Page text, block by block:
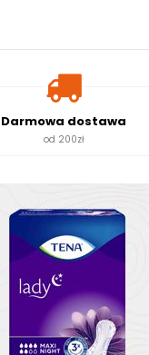
Darmowa dostawa
od 200zł